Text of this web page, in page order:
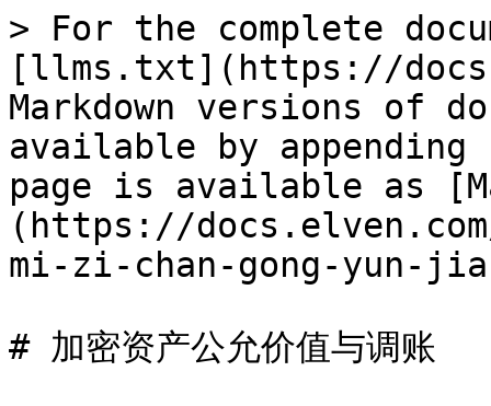
> For the complete
[llms.txt](https://
Markdown versions of
available by
page is available as
(https://
mi-zi-chan-gong-yun-
# 加密资产公允价值与调账